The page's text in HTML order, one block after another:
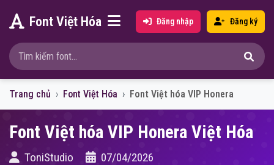
Font Việt Hóa Đăng nhập Đăng ký
Trang chủ Font Việt Hóa Font Việt hóa VIP Honera
Font Việt hóa VIP Honera Việt Hóa
ToniStudio 07/04/2026